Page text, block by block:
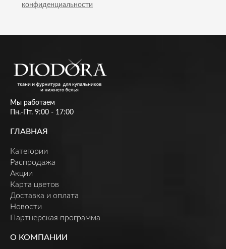
конфиденциальности
Мы работаем
Пн.-Пт. 9:00 - 17:00
ГЛАВНАЯ
Категории
Распродажа
Акции
Карта цветов
Доставка и оплата
Новости
Партнерская программа
О КОМПАНИИ